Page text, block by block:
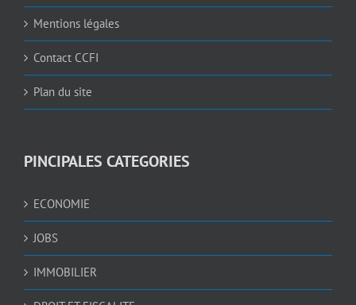
Mentions légales
Contact CCFI
Plan du site
PINCIPALES CATEGORIES
ECONOMIE
JOBS
IMMOBILIER